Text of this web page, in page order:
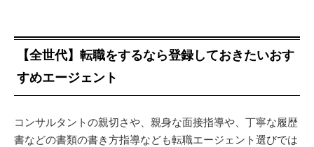
【全世代】転職をするなら登録しておきたいおす
すめエージェント
コンサルタントの親切さや、親身な面接指導や、丁寧な履歴
書などの書類の書き方指導なども転職エージェント選びでは